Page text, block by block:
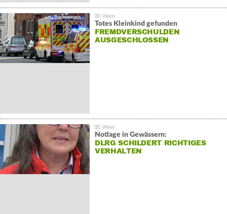
Totes Kleinkind gefunden
FREMDVERSCHULDEN
AUSGESCHLOSSEN
Notlage in Gewässern:
DLRG SCHILDERT RICHTIGES
VERHALTEN